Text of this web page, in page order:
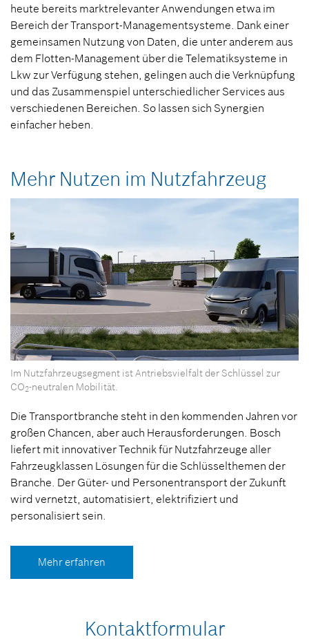
heute bereits marktrelevanter Anwendungen etwa im
Bereich der Transport-Managementsysteme. Dank einer
gemeinsamen Nutzung von Daten, die unter anderem aus
dem Flotten-Management über die Telematiksysteme in
Lkw zur Verfügung stehen, gelingen auch die Verknüpfung
und das Zusammenspiel unterschiedlicher Services aus
verschiedenen Bereichen. So lassen sich Synergien
einfacher heben.
Mehr Nutzen im Nutzfahrzeug
Im Nutzfahrzeugsegment ist Antriebsvielfalt der Schlüssel zur
CO2-neutralen Mobilität.
Die Transportbranche steht in den kommenden Jahren vor
großen Chancen, aber auch Herausforderungen. Bosch
liefert mit innovativer Technik für Nutzfahrzeuge aller
Fahrzeugklassen Lösungen für die Schlüsselthemen der
Branche. Der Güter- und Personentransport der Zukunft
wird vernetzt, automatisiert, elektrifiziert und
personalisiert sein.
Mehr erfahren
Kontaktformular